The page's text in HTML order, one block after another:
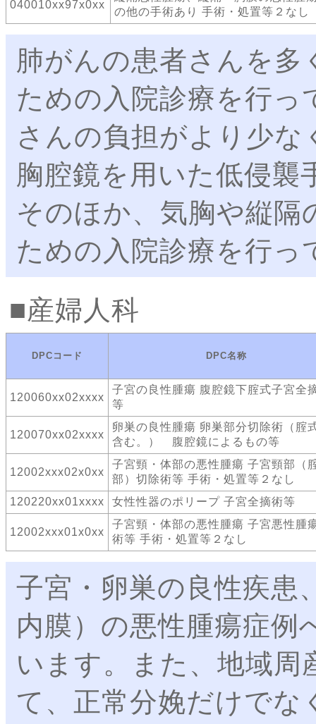
040010xx97x0xx
の他の手術あり 手術・処置等２なし
肺がんの患者さんを多
ための入院診療を行っ
さんの負担がより少
胸腔鏡を用いた低侵襲
そのほか、気胸や縦隔
ための入院診療を行っ
産婦人科
DPCコード DPC名称
120060xx02xxxx
子宮の良性腫瘍 腹腔鏡下腟式子宮全
等
120070xx02xxxx
卵巣の良性腫瘍 卵巣部分切除術（腟
含む。） 腹腔鏡によるもの等
12002xxx02x0xx
子宮頸・体部の悪性腫瘍 子宮頸部（
部）切除術等 手術・処置等２なし
120220xx01xxxx
女性性器のポリープ 子宮全摘術等
12002xxx01x0xx
子宮頸・体部の悪性腫瘍 子宮悪性腫
術等 手術・処置等２なし
子宮・卵巣の良性疾患
内膜）の悪性腫瘍症例
います。また、地域周
て、正常分娩だけでな